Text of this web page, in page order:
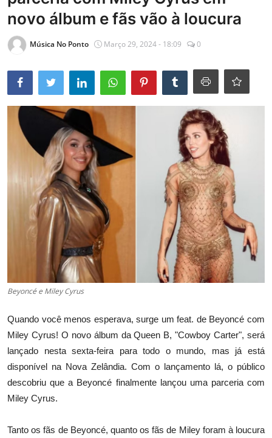
Entrevistas
Mundo
novo álbum e fãs vão à loucura
Música No Ponto Março 29, 2024 - 18:09 0
Beyoncé e Miley Cyrus
Quando você menos esperava, surge um feat. de Beyoncé com
Miley Cyrus! O novo álbum da Queen B, "Cowboy Carter", será
lançado nesta sexta-feira para todo o mundo, mas já está
disponível na Nova Zelândia. Com o lançamento lá, o público
descobriu que a Beyoncé finalmente lançou uma parceria com
Miley Cyrus.
Tanto os fãs de Beyoncé, quanto os fãs de Miley foram à loucura